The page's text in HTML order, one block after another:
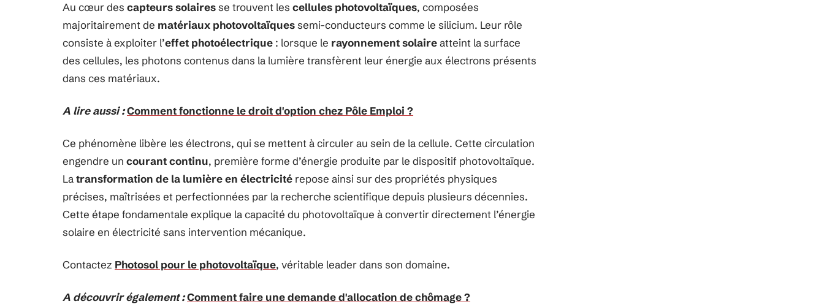
Au cœur des capteurs solairesse trouvent les cellules photovoltaïques, composées
majoritairement de matériaux photovoltaïquessemi-conducteurs comme le silicium. Leur rôle
consiste à exploiter l’effet photoélectrique : lorsque le rayonnement solaireatteint la surface
des cellules, les photons contenus dans la lumière transfèrent leur énergie aux électrons présents
dans ces matériaux.
A lire aussi :Comment fonctionne le droit d'option chez Pôle Emploi ?
Ce phénomène libère les électrons, qui se mettent à circuler au sein de la cellule. Cette circulation
engendre un courant continu, première forme d’énergie produite par le dispositif photovoltaïque.
Latransformation de la lumière en électricité repose ainsi sur des propriétés physiques
précises, maîtrisées et perfectionnées par la recherche scientifique depuis plusieurs décennies.
Cette étape fondamentale explique la capacité du photovoltaïque à convertir directement l’énergie
solaire en électricité sans intervention mécanique.
Contactez Photosol pour le photovoltaïque, véritable leader dans son domaine.
A découvrir également :Comment faire une demande d'allocation de chômage ?